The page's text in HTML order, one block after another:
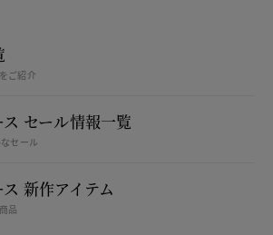
ご紹介
ス セール情報一覧
セール
新作アイテム
品